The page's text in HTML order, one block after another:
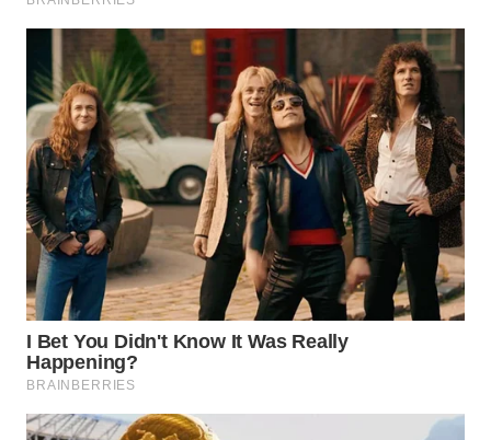
WN
TAPANULI
SELATAN
WN
TANJUNG
LESUNG
WN
KARO
WN
SIMALUNGUN
WN
LABUHANBATU